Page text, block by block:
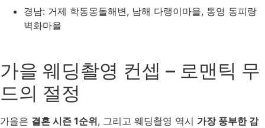
경남: 거제 학동몽돌해변, 남해 다랭이마을, 통영 동피랑
벽화마을
가을 웨딩촬영 컨셉 – 로맨틱 무
드의 절정
가을은 결혼 시즌 1순위, 그리고 웨딩촬영 역시 가장 풍부한 감